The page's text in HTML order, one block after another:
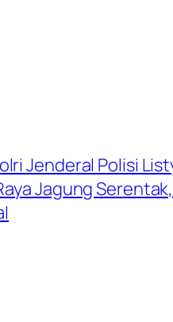
Jenderal Polisi
Jagung